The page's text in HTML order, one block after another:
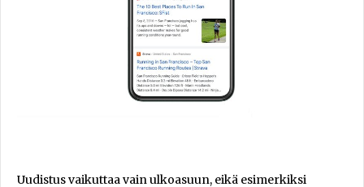
Uudistus vaikuttaa vain ulkoasuun, eikä esimerkiksi